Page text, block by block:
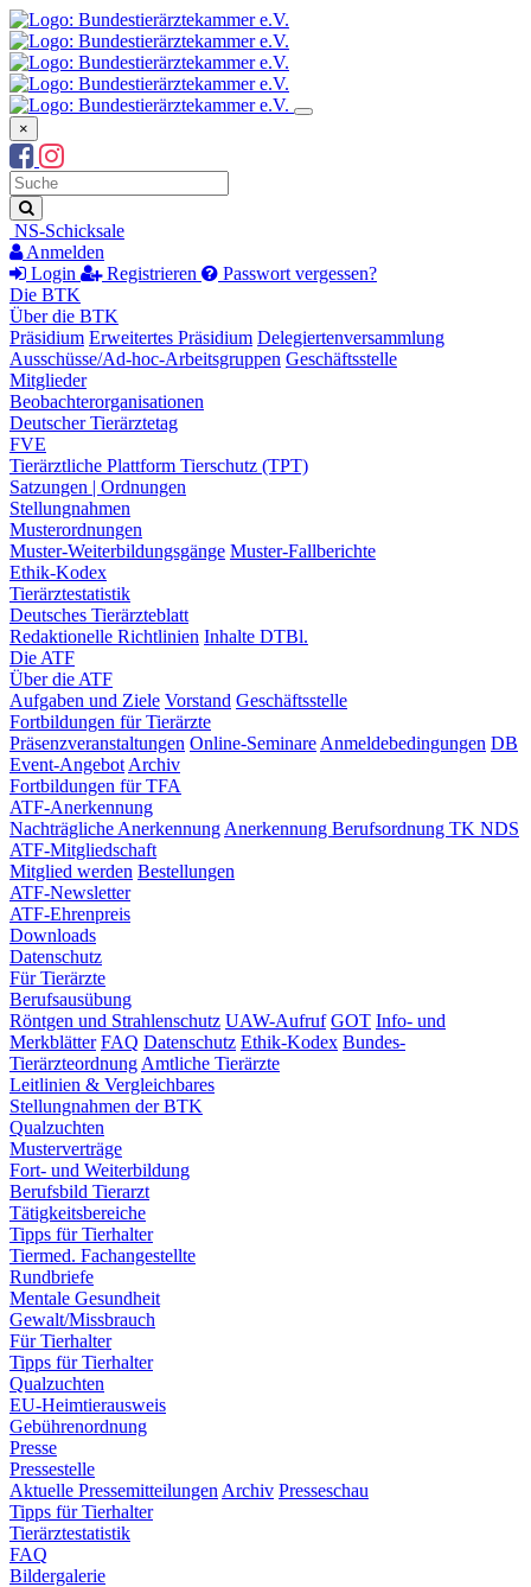
×
Suchbegriff
Suche
NS-Schicksale
Anmelden
Login
Registrieren
Passwort vergessen?
Die BTK
Über die BTK
Präsidium Erweitertes Präsidium Delegiertenversammlung
Ausschüsse/Ad-hoc-Arbeitsgruppen Geschäftsstelle
Mitglieder
Beobachterorganisationen
Deutscher Tierärztetag
FVE
Tierärztliche Plattform Tierschutz (TPT)
Satzungen | Ordnungen
Stellungnahmen
Musterordnungen
Muster-Weiterbildungsgänge Muster-Fallberichte
Ethik-Kodex
Tierärztestatistik
Deutsches Tierärzteblatt
Redaktionelle Richtlinien Inhalte DTBl.
Die ATF
Über die ATF
Aufgaben und Ziele Vorstand Geschäftsstelle
Fortbildungen für Tierärzte
Präsenzveranstaltungen Online-Seminare Anmeldebedingungen DB
Event-Angebot Archiv
Fortbildungen für TFA
ATF-Anerkennung
Nachträgliche Anerkennung Anerkennung Berufsordnung TK NDS
ATF-Mitgliedschaft
Mitglied werden Bestellungen
ATF-Newsletter
ATF-Ehrenpreis
Downloads
Datenschutz
Für Tierärzte
Berufsausübung
Röntgen und Strahlenschutz UAW-Aufruf GOT Info- und
Merkblätter FAQ Datenschutz Ethik-Kodex Bundes-
Tierärzteordnung Amtliche Tierärzte
Leitlinien & Vergleichbares
Stellungnahmen der BTK
Qualzuchten
Musterverträge
Fort- und Weiterbildung
Berufsbild Tierarzt
Tätigkeitsbereiche
Tipps für Tierhalter
Tiermed. Fachangestellte
Rundbriefe
Mentale Gesundheit
Gewalt/Missbrauch
Für Tierhalter
Tipps für Tierhalter
Qualzuchten
EU-Heimtierausweis
Gebührenordnung
Presse
Pressestelle
Aktuelle Pressemitteilungen Archiv Presseschau
Tipps für Tierhalter
Tierärztestatistik
FAQ
Bildergalerie